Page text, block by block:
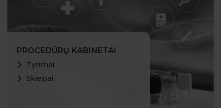
PROCEDŪRŲ KABINETAI
Tyrimai
Skiepai